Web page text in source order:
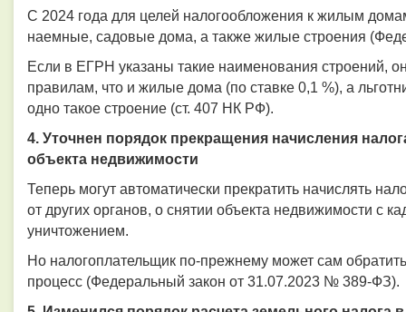
С 2024 года для целей налогообложения к жилым
наемные, садовые дома, а также жилые строения
Если в ЕГРН указаны такие наименования строений,
правилам, что и жилые дома (по ставке 0,1 %), а
одно такое строение (ст. 407 НК РФ).
4. Уточнен порядок прекращения начисления
объекта недвижимости
Теперь могут автоматически прекратить начислять
от других органов, о снятии объекта недвижимости с
уничтожением.
Но налогоплательщик по-прежнему может сам
процесс (Федеральный закон от 31.07.2023 № 389-ФЗ).